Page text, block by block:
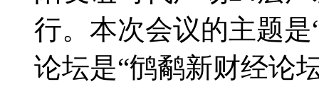
行。本次会议的主题
论坛是“鸻鹬新财经论